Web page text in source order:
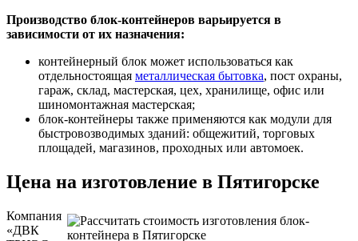
Производство блок-контейнеров варьируется в
зависимости от их назначения:
контейнерный блок может использоваться как
отдельностоящая металлическая бытовка, пост охраны,
гараж, склад, мастерская, цех, хранилище, офис или
шиномонтажная мастерская;
блок-контейнеры также применяются как модули для
быстровозводимых зданий: общежитий, торговых
площадей, магазинов, проходных или автомоек.
Цена на изготовление в Пятигорске
Компания
«ДВК